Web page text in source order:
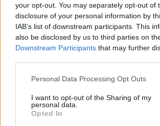
your opt-out. You may separately opt-out of
disclosure of your personal information by
IAB’s list of downstream participants. This
also be disclosed by us to third parties on
Downstream Participants that may further
Personal Data Processing Opt Outs
I want to opt-out of the Sharing of my
personal data.
Opted In
növelése lehet, de sokan vannak, akiknek
kell" a rendkívüli, akár milliós összegű
megtakarítása, befektetése is szóba jöhet.
összegyűjtöttük, milyen állampapírok
lakossági befektetőket. Öveket
pofonegyszerűen és teljesen
2026. február 02. 08:32 |MTI
Figyelmeztet a NAV: fontos
minden magyar munkavállalónak